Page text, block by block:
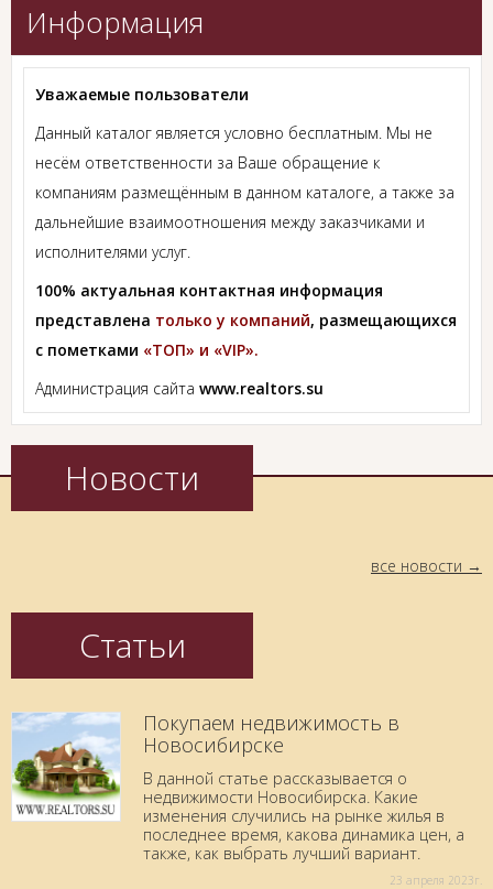
Информация
Уважаемые пользователи
Данный каталог является условно бесплатным. Мы не
несём ответственности за Ваше обращение к
компаниям размещённым в данном каталоге, а также за
дальнейшие взаимоотношения между заказчиками и
исполнителями услуг.
100% актуальная контактная информация
представлена только у компаний, размещающихся
с пометками «ТОП» и «VIP».
Администрация сайта www.realtors.su
Новости
все новости
Статьи
Покупаем недвижимость в
Новосибирске
В данной статье рассказывается о
недвижимости Новосибирска. Какие
изменения случились на рынке жилья в
последнее время, какова динамика цен, а
также, как выбрать лучший вариант.
23 aпреля 2023г.